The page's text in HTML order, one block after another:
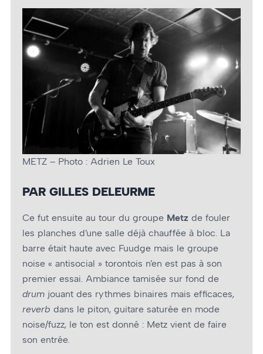
METZ – Photo : Adrien Le Toux
PAR GILLES DELEURME
Ce fut ensuite au tour du groupe Metz de fouler
les planches d’une salle déjà chauffée à bloc. La
barre était haute avec Fuudge mais le groupe
noise « antisocial » torontois n’en est pas à son
premier essai. Ambiance tamisée sur fond de
drum jouant des rythmes binaires mais efficaces,
reverb dans le piton, guitare saturée en mode
noise/fuzz, le ton est donné : Metz vient de faire
son entrée.